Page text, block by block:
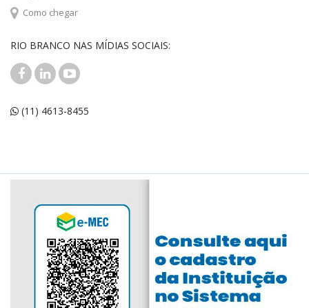
Como chegar
RIO BRANCO NAS MÍDIAS SOCIAIS:
(11) 4613-8455